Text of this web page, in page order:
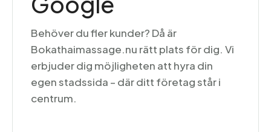
Behöver du fler kunder? Då är
Bokathaimassage.nu rätt plats för dig. Vi
erbjuder dig möjligheten att hyra din
egen stadssida – där ditt företag står i
centrum.